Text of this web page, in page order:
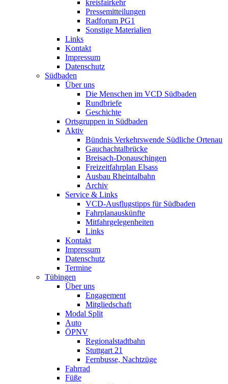
kreisfairkehr
Pressemitteilungen
Radforum PG1
Sonstige Materialien
Links
Kontakt
Impressum
Datenschutz
Südbaden
Über uns
Die Menschen im VCD Südbaden
Rundbriefe
Geschichte
Ortsgruppen in Südbaden
Aktiv
Bündnis Verkehrswende Südliche Ortenau
Gauchachtalbrücke
Breisach-Donauschingen
Freizeitfahrplan Elsass
Ausbau Rheintalbahn
Archiv
Service & Links
VCD-Ausflugstipps für Südbaden
Fahrplanauskünfte
Mitfahrgelegenheiten
Links
Kontakt
Impressum
Datenschutz
Termine
Tübingen
Über uns
Engagement
Mitgliedschaft
Modal Split
Auto
ÖPNV
Regionalstadtbahn
Stuttgart 21
Fernbusse, Nachtzüge
Fahrrad
Füße